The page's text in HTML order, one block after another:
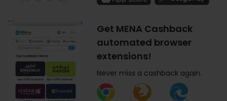
Get MENA Cashback
automated browser
extensions!
Never miss a cashback again.